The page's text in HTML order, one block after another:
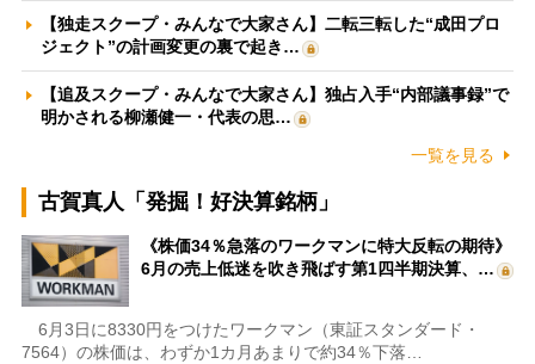
【独走スクープ・みんなで大家さん】二転三転した“成田プロ
ジェクト”の計画変更の裏で起き…
【追及スクープ・みんなで大家さん】独占入手“内部議事録”で
明かされる柳瀬健一・代表の思…
一覧を見る
古賀真人「発掘！好決算銘柄」
《株価34％急落のワークマンに特大反転の期待》
6月の売上低迷を吹き飛ばす第1四半期決算、…
6月3日に8330円をつけたワークマン（東証スタンダード・
7564）の株価は、わずか1カ月あまりで約34％下落…